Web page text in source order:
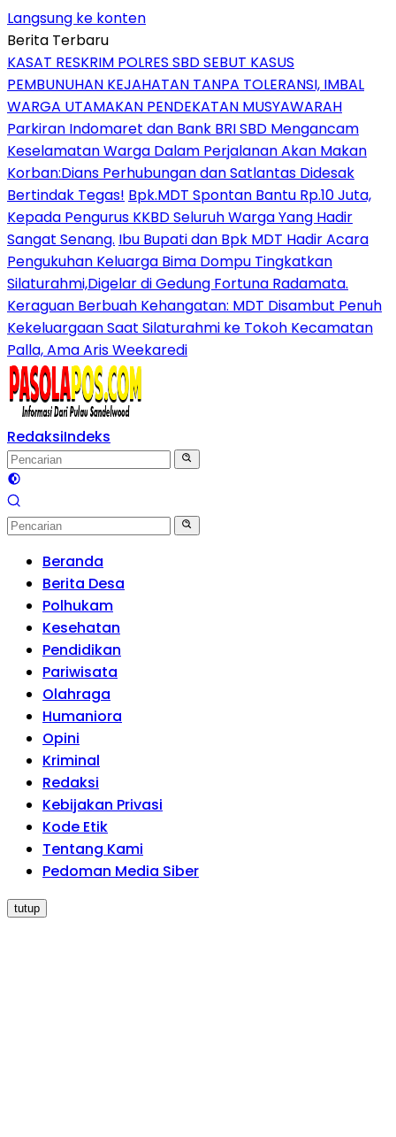
Langsung ke konten
Berita Terbaru
KASAT RESKRIM POLRES SBD SEBUT KASUS
PEMBUNUHAN KEJAHATAN TANPA TOLERANSI, IMBAL
WARGA UTAMAKAN PENDEKATAN MUSYAWARAH
Parkiran Indomaret dan Bank BRI SBD Mengancam
Keselamatan Warga Dalam Perjalanan Akan Makan
Korban:Dians Perhubungan dan Satlantas Didesak
Bertindak Tegas! Bpk.MDT Spontan Bantu Rp.10 Juta,
Kepada Pengurus KKBD Seluruh Warga Yang Hadir
Sangat Senang. Ibu Bupati dan Bpk MDT Hadir Acara
Pengukuhan Keluarga Bima Dompu Tingkatkan
Silaturahmi,Digelar di Gedung Fortuna Radamata.
Keraguan Berbuah Kehangatan: MDT Disambut Penuh
Kekeluargaan Saat Silaturahmi ke Tokoh Kecamatan
Palla, Ama Aris Weekaredi
RedaksiIndeks
Beranda
Berita Desa
Polhukam
Kesehatan
Pendidikan
Pariwisata
Olahraga
Humaniora
Opini
Kriminal
Redaksi
Kebijakan Privasi
Kode Etik
Tentang Kami
Pedoman Media Siber
tutup